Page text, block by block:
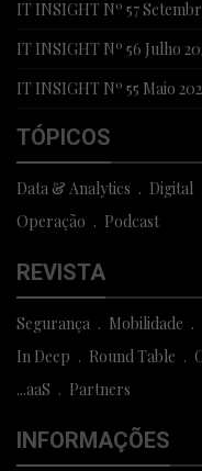
IT INSIGHT Nº 57
IT INSIGHT Nº 56 Julho
IT INSIGHT Nº 55 Maio
TÓPICOS
Data & Analytics Digital
Operação
Podcast
REVISTA
Segurança Mobilidade
In Deep
Round Table
...aaS
Partners
INFORMAÇÕES